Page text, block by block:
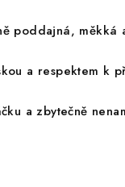
poddajná, měkká
a respektem k
a zbytečně